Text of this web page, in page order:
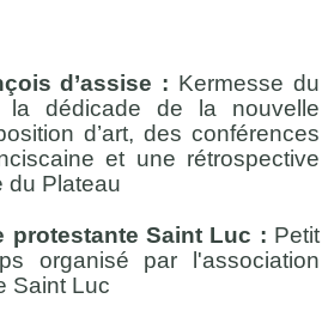
d’assise : Kermesse du
la dédicade de la nouvelle
d’art, des conférences
et une rétrospective
du Plateau
protestante Saint Luc : Petit
organisé par l'association
Saint Luc